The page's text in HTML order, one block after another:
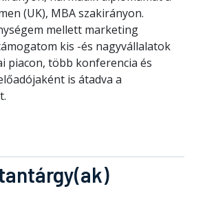
(UK), MBA szakirányon.
mellett marketing
kis -és nagyvállalatok
piacon, több konferencia és
is átadva a